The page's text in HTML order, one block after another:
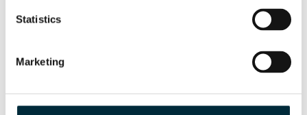
Statistics
Marketing
Werkzeug: HYCON Pfahltreiber HPD. Mehr erfahren